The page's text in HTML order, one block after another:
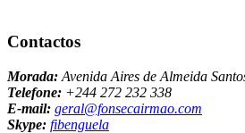
Contactos
Morada: Avenida Aires de Almeida
Telefone: +244 272 232 338
E-mail: geral@fonsecairmao.com
Skype: fibenguela